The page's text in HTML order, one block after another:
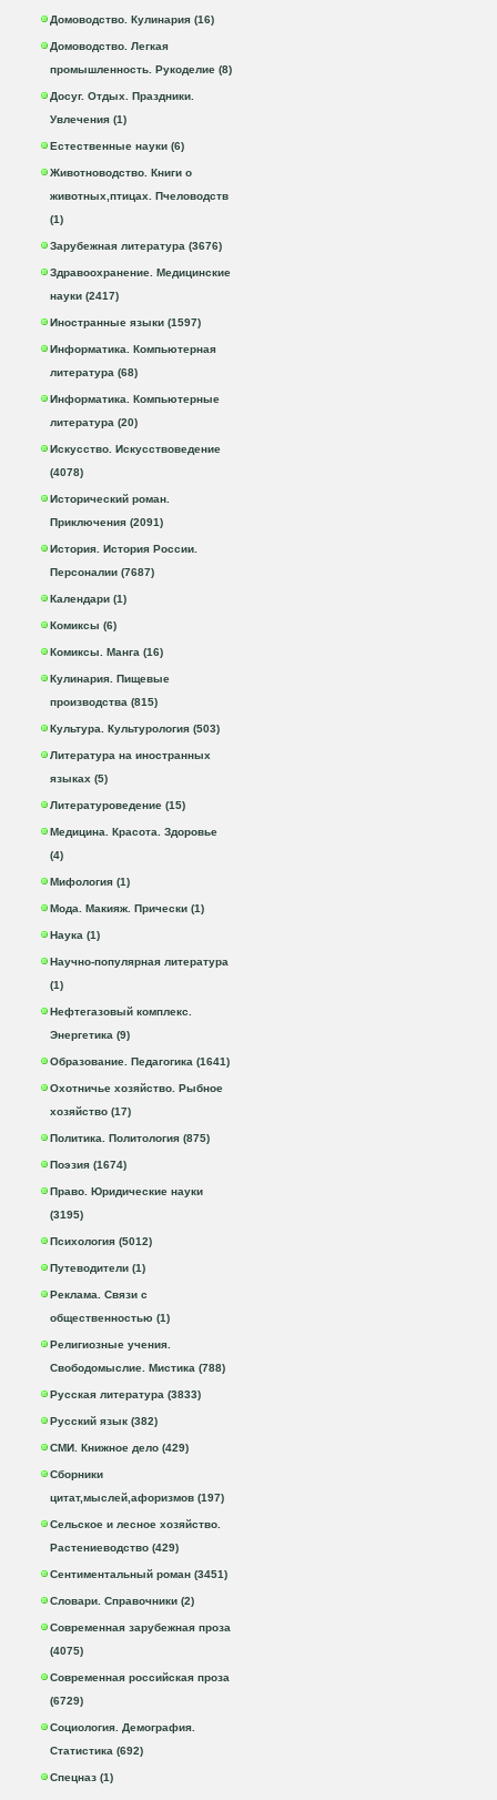
Домоводство. Кулинария (16)
Домоводство. Легкая
промышленность. Рукоделие (8)
Досуг. Отдых. Праздники.
Увлечения (1)
Естественные науки (6)
Животноводство. Книги о
животных,птицах. Пчеловодств
(1)
Зарубежная литература (3676)
Здравоохранение. Медицинские
науки (2417)
Иностранные языки (1597)
Информатика. Компьютерная
литература (68)
Информатика. Компьютерные
литература (20)
Искусство. Искусствоведение
(4078)
Исторический роман.
Приключения (2091)
История. История России.
Персоналии (7687)
Календари (1)
Комиксы (6)
Комиксы. Манга (16)
Кулинария. Пищевые
производства (815)
Культура. Культурология (503)
Литература на иностранных
языках (5)
Литературоведение (15)
Медицина. Красота. Здоровье
(4)
Мифология (1)
Мода. Макияж. Прически (1)
Наука (1)
Научно-популярная литература
(1)
Нефтегазовый комплекс.
Энергетика (9)
Образование. Педагогика (1641)
Охотничье хозяйство. Рыбное
хозяйство (17)
Политика. Политология (875)
Поэзия (1674)
Право. Юридические науки
(3195)
Психология (5012)
Путеводители (1)
Реклама. Связи с
общественностью (1)
Религиозные учения.
Свободомыслие. Мистика (788)
Русская литература (3833)
Русский язык (382)
СМИ. Книжное дело (429)
Сборники
цитат,мыслей,афоризмов (197)
Сельское и лесное хозяйство.
Растениеводство (429)
Сентиментальный роман (3451)
Словари. Справочники (2)
Современная зарубежная проза
(4075)
Современная российская проза
(6729)
Социология. Демография.
Статистика (692)
Спецназ (1)